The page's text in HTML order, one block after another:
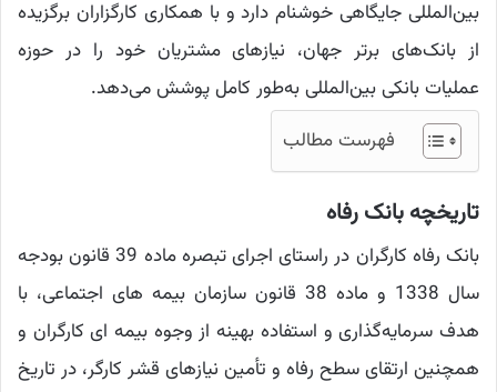
بین‌المللی جایگاهی خوشنام دارد و با همکاری کارگزاران برگزیده
از بانک‌های برتر جهان، نیازهای مشتریان خود را در حوزه
عملیات بانکی بین‌المللی به‌طور کامل پوشش می‌دهد.
فهرست مطالب
تاریخچه بانک رفاه
بانک رفاه کارگران در راستای اجرای تبصره ماده 39 قانون بودجه
سال 1338 و ماده 38 قانون سازمان بیمه ‌های اجتماعی، با
هدف سرمایه‌گذاری و استفاده بهینه از وجوه بیمه‌ ای کارگران و
همچنین ارتقای سطح رفاه و تأمین نیازهای قشر کارگر، در تاریخ